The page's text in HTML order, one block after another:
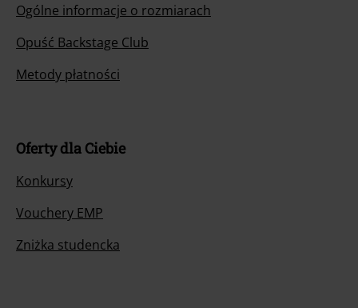
Ogólne informacje o rozmiarach
Opuść Backstage Club
Metody płatności
Oferty dla Ciebie
Konkursy
Vouchery EMP
Zniżka studencka